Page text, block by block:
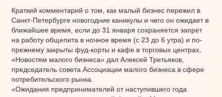
Краткий комментарий о том, как малый бизнес пережил в
Санкт-Петербурге новогодние каникулы и чего он ожидает в
ближайшее время, если до 31 января сохраняется запрет
на работу общепита в ночное время (с 23 до 6 утра) и по-
прежнему закрыты фуд-корты и кафе в торговых центрах,
«Новостям малого бизнеса» дал Алексей Третьяков,
председатель совета Ассоциации малого бизнеса в сфере
потребительского рынка.
«Ожидания предпринимателей от наступившего года